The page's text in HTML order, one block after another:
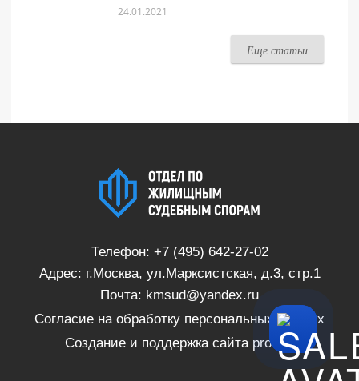
24.01.2021
Еще статьи
Телефон: +7 (495) 642-27-02
Адрес: г.Москва, ул.Марксистская, д.3, стр.1
Почта: kmsud@yandex.ru
Согласие на обработку персональных данных
Создание и поддержка сайта proSite